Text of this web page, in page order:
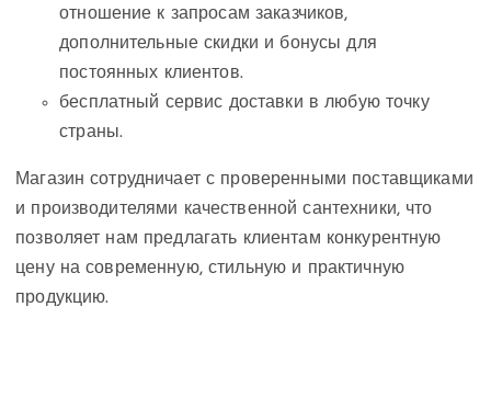
отношение к запросам заказчиков,
дополнительные скидки и бонусы для
постоянных клиентов.
бесплатный сервис доставки в любую точку
страны.
Магазин сотрудничает с проверенными поставщиками
и производителями качественной сантехники, что
позволяет нам предлагать клиентам конкурентную
цену на современную, стильную и практичную
продукцию.